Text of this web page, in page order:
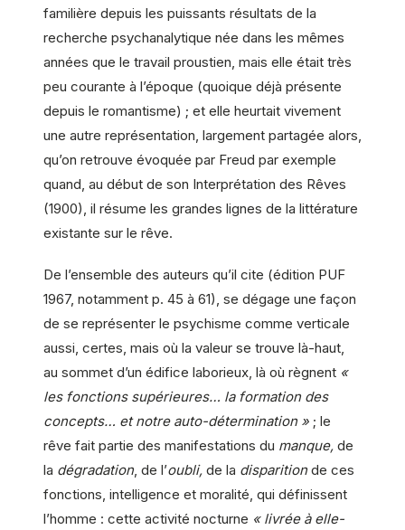
familière depuis les puissants résultats de la
recherche psychanalytique née dans les mêmes
années que le travail proustien, mais elle était très
peu courante à l’époque (quoique déjà présente
depuis le romantisme) ; et elle heurtait vivement
une autre représentation, largement partagée alors,
qu’on retrouve évoquée par Freud par exemple
quand, au début de son Interprétation des Rêves
(1900), il résume les grandes lignes de la littérature
existante sur le rêve.
De l’ensemble des auteurs qu’il cite (édition PUF
1967, notamment p. 45 à 61), se dégage une façon
de se représenter le psychisme comme verticale
aussi, certes, mais où la valeur se trouve là-haut,
au sommet d’un édifice laborieux, là où règnent «
les fonctions supérieures… la formation des
concepts… et notre auto-détermination » ; le
rêve fait partie des manifestations du manque, de
la dégradation, de l’oubli, de la disparitionde ces
fonctions, intelligence et moralité, qui définissent
l’homme : cette activité nocturne « livrée à elle-